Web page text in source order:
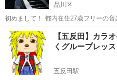
品川区
初めまして！ 都内在住27歳フリーの音楽デ
大手レコード会社と大手音楽作家事務
作家（作詞・作曲）のマネジメント
重ねて参りました。 ▼募集...
東京 品川区 音楽
【五反田】カラ
くグループレッ
五反田駅